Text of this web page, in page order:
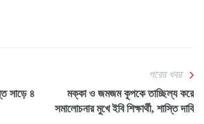
সাড়ে ৪
পরের খবর
মক্কা ও জমজম কূপকে তাচ্ছিল্য করে
সমালোচনার মুখে ইবি শিক্ষার্থী, শাস্তি দাবি